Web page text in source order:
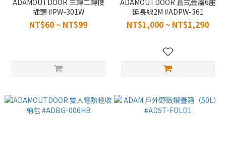
ADAMOUTDOOR 三轉二轉接
插頭 #PW-301W
NT$60 ~ NT$99
ADAMOUTDOOR 直式金屬6座
延長線2M #ADPW-361
NT$1,000 ~ NT$1,290